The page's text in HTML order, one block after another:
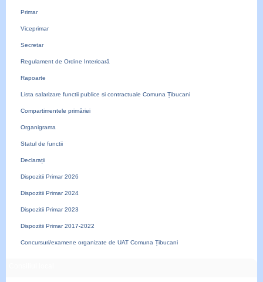
Primar
Viceprimar
Secretar
Regulament de Ordine Interioară
Rapoarte
Lista salarizare functii publice si contractuale Comuna Țibucani
Compartimentele primăriei
Organigrama
Statul de functii
Declarații
Dispozitii Primar 2026
Dispozitii Primar 2024
Dispozitii Primar 2023
Dispozitii Primar 2017-2022
Concursuri/examene organizate de UAT Comuna Țibucani